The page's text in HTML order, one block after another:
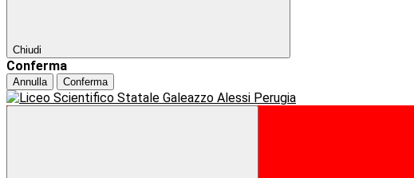
Chiudi
Conferma
Annulla Conferma